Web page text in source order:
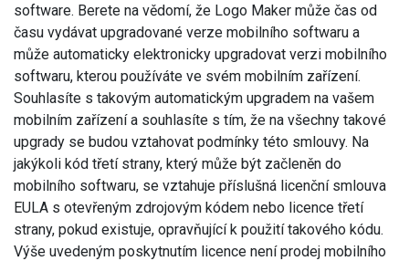
software. Berete na vědomí, že Logo Maker může čas od
času vydávat upgradované verze mobilního softwaru a
může automaticky elektronicky upgradovat verzi mobilního
softwaru, kterou používáte ve svém mobilním zařízení.
Souhlasíte s takovým automatickým upgradem na vašem
mobilním zařízení a souhlasíte s tím, že na všechny takové
upgrady se budou vztahovat podmínky této smlouvy. Na
jakýkoli kód třetí strany, který může být začleněn do
mobilního softwaru, se vztahuje příslušná licenční smlouva
EULA s otevřeným zdrojovým kódem nebo licence třetí
strany, pokud existuje, opravňující k použití takového kódu.
Výše uvedeným poskytnutím licence není prodej mobilního